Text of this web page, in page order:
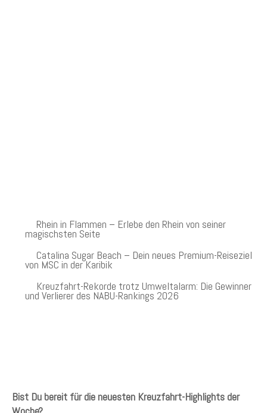
Rhein in Flammen – Erlebe den Rhein von seiner
magischsten Seite
Catalina Sugar Beach – Dein neues Premium-Reiseziel
von MSC in der Karibik
Kreuzfahrt-Rekorde trotz Umweltalarm: Die Gewinner
und Verlierer des NABU-Rankings 2026
Bist Du bereit für die neuesten Kreuzfahrt-Highlights der